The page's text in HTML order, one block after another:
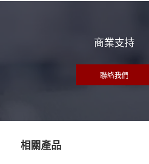
商業支持
聯絡我們
相關產品